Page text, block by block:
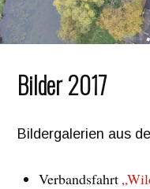
Bilder 2017
Bildergalerien aus
Verbandsfahrt